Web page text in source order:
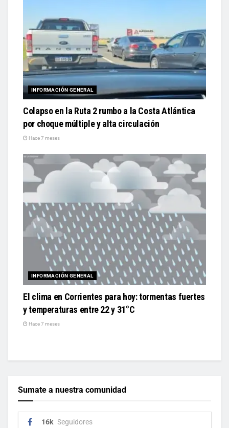
INFORMACIÓN GENERAL
Colapso en la Ruta 2 rumbo a la Costa Atlántica
por choque múltiple y alta circulación
Hace 7 meses
INFORMACIÓN GENERAL
El clima en Corrientes para hoy: tormentas fuertes
y temperaturas entre 22 y 31°C
Hace 7 meses
Sumate a nuestra comunidad
16k Seguidores